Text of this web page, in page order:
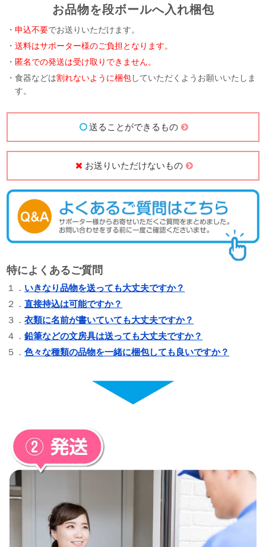
お品物を段ボールへ入れ梱包
申込不要 でお送りいただけます。
・送料はサポーター様のご負担となります。
・匿名での発送は受け取りできません。
・食器などは割れないように梱包していただくようお願いいたしま
す。
送ることができるもの
お送りいただけないもの
特によくあるご質問
１．いきなり品物を送っても大丈夫ですか？
２．直接持込は可能ですか？
３．衣類に名前が書いていても大丈夫ですか？
４．鉛筆などの文房具は送っても大丈夫ですか？
５．色々な種類の品物を一緒に梱包しても良いですか？